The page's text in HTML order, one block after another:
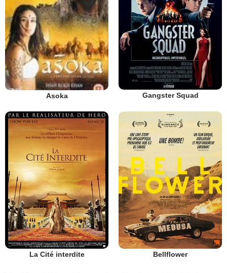
Asoka Gangster Squad
La Cité interdite Bellflower